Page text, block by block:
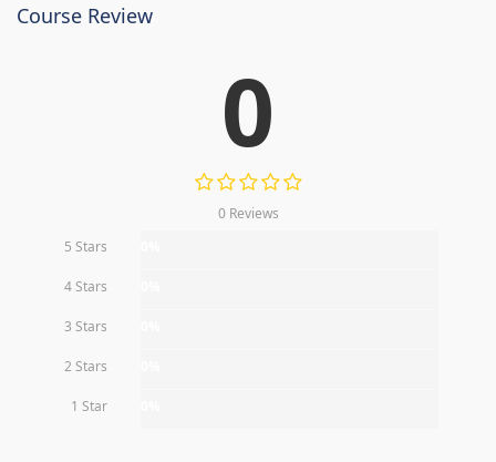
Course Review
0
0 Reviews
5 Stars
4 Stars
3 Stars
2 Stars
1 Star